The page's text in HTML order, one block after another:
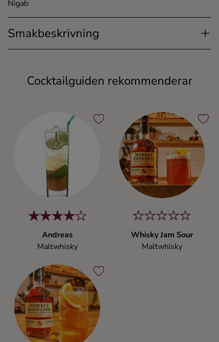
Nigab
Smakbeskrivning
Cocktailguiden rekommenderar
Andreas
Maltwhisky
Whisky Jam Sour
Maltwhisky